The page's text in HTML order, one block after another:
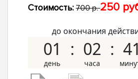
Стоимость: 700 р.250
до окончания
01 02 41